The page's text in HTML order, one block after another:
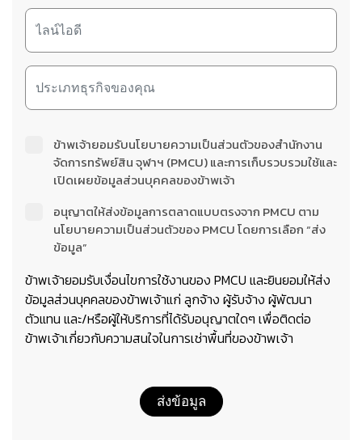
ข้าพเจ้ายอมรับนโยบายความเป็นส่วนตัวของสำนักงาน
จัดการทรัพย์สิน จุฬาฯ (PMCU) และการเก็บรวบรวมใช้และ
เปิดเผยข้อมูลส่วนบุคคลของข้าพเจ้า
อนุญาตให้ส่งข้อมูลการตลาดแบบตรงจาก PMCU ตาม
นโยบายความเป็นส่วนตัวของ PMCU โดยการเลือก “ส่ง
ข้อมูล”
ข้าพเจ้ายอมรับเงื่อนไขการใช้งานของ PMCU และยินยอมให้ส่ง
ข้อมูลส่วนบุคคลของข้าพเจ้าแก่ ลูกจ้าง ผู้รับจ้าง ผู้พัฒนา
ตัวแทน และ/หรือผู้ให้บริการที่ได้รับอนุญาตใดๆ เพื่อติดต่อ
ข้าพเจ้าเกี่ยวกับความสนใจในการเช่าพื้นที่ของข้าพเจ้า
ส่งข้อมูล